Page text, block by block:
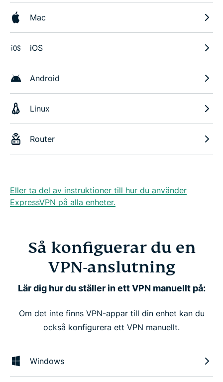
Mac
iOS
Android
Linux
Router
Eller ta del av instruktioner till hur du använder
ExpressVPN på alla enheter.
Så konfiguerar du en
VPN-anslutning
Lär dig hur du ställer in ett VPN manuellt på:
Om det inte finns VPN-appar till din enhet kan du
också konfigurera ett VPN manuellt.
Windows